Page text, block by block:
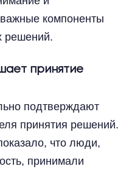
компоненты
решений.
принятие
подтверждают
принятия решений.
что люди,
принимали